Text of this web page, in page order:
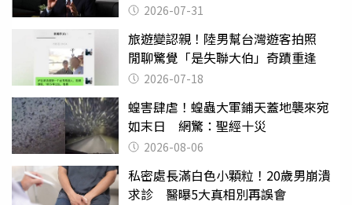
2026-07-31
旅遊變認親！陸男幫台灣遊客拍照
閒聊驚覺「是失聯大伯」奇蹟重逢
2026-07-18
蝗害肆虐！蝗蟲大軍鋪天蓋地襲來宛
如末日 網驚：聖經十災
2026-08-06
私密處長滿白色小顆粒！20歲男崩潰
求診 醫曝5大真相別再誤會